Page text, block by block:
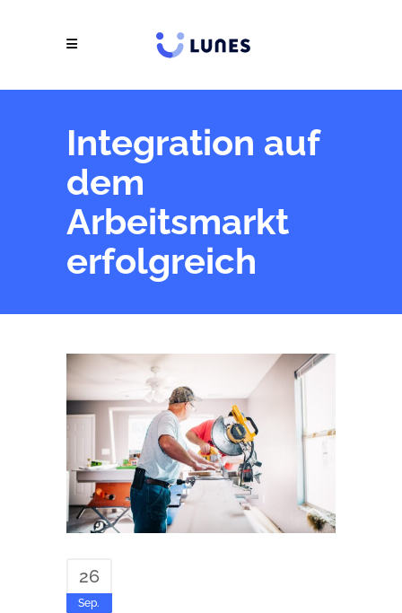
Integration auf
dem
Arbeitsmarkt
erfolgreich
26
Sep.